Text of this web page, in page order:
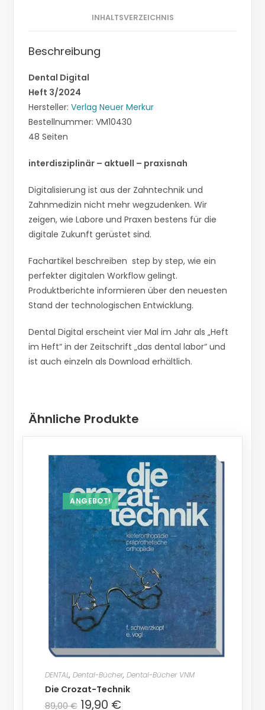
INHALTSVERZEICHNIS
Beschreibung
Dental Digital
Heft 3/2024
Hersteller:Verlag Neuer Merkur
Bestellnummer: VM10430
48 Seiten
interdisziplinär – aktuell – praxisnah
Digitalisierung ist aus der Zahntechnik und
Zahnmedizin nicht mehr wegzudenken. Wir
zeigen, wie Labore und Praxen bestens für die
digitale Zukunft gerüstet sind.
Fachartikel beschreiben step by step, wie ein
perfekter digitalen Workflow gelingt.
Produktberichte informieren über den neuesten
Stand der technologischen Entwicklung.
Dental Digital erscheint vier Mal im Jahr als „Heft
im Heft“ in der Zeitschrift „das dental labor“ und
ist auch einzeln als Download erhältlich.
Ähnliche Produkte
ANGEBOT!
DENTAL, Dental-Bücher, Dental-Bücher VNM
Die Crozat-Technik
89,00€ 19,90 €